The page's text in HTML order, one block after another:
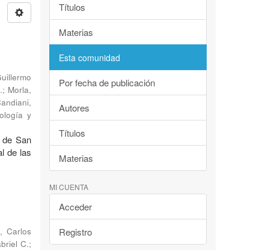
; Morla,
y
San
de las
Carlos
C.;
Títulos
Materias
Esta comunidad
Por fecha de publicación
Autores
Títulos
Materias
MI CUENTA
Acceder
Registro